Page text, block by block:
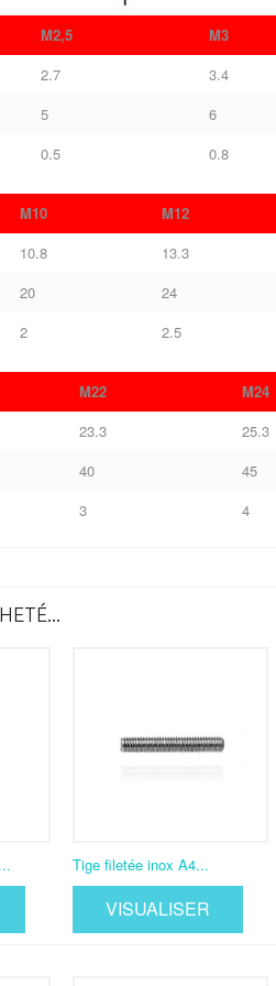
M2,5 M3
2.7 3.4
5 6
0.5 0.8
M10 M12
10.8 13.3
20 24
2 2.5
M22 M24
23.3 25.3
40 45
3 4
Tige filetée inox A4...
VISUALISER